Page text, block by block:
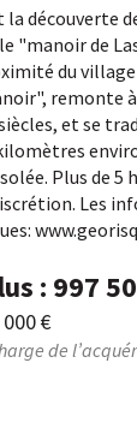
découverte
le "manoir de
du
remonte
et se
kilomètres
Plus de 5
Les
: 997
€
de